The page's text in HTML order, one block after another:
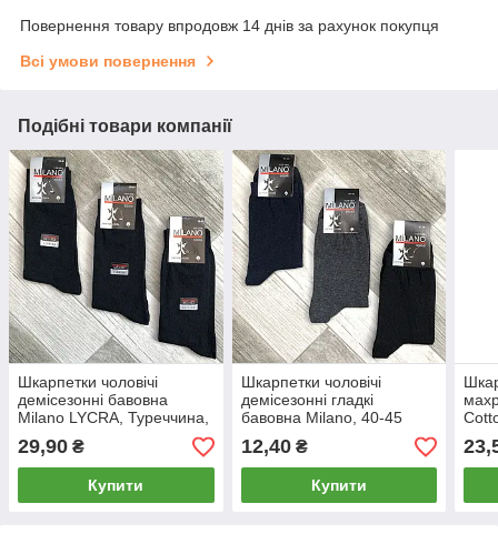
Повернення товару впродовж 14 днів за рахунок покупця
Всі умови повернення
Подібні товари компанії
Шкарпетки чоловічі
демісезонні бавовна
Milano LYCRA, Туреччина,
39-41 розмір, чорні, 1921
29,90 ₴
Купити
Шкарпетки чоловічі
демісезонні гладкі
бавовна Мilano, 40-45
розмір, асорті, 014-018
12,40₴
Купити